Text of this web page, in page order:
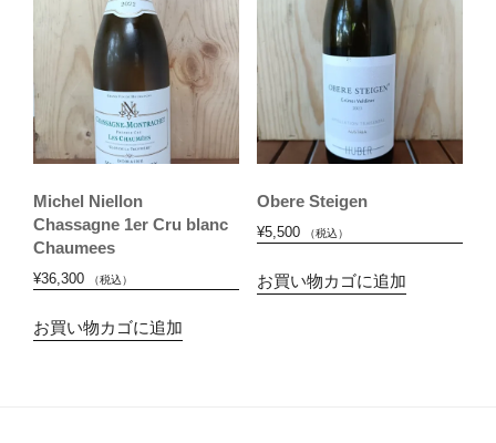
Michel Niellon
Chassagne 1er Cru blanc
Chaumees
¥36,300 （税込）
お買い物カゴに追加
Obere Steigen
¥5,500 （税込）
お買い物カゴに追加